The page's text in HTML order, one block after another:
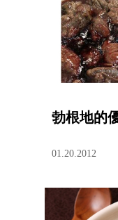
勃根地的
01.20.2012